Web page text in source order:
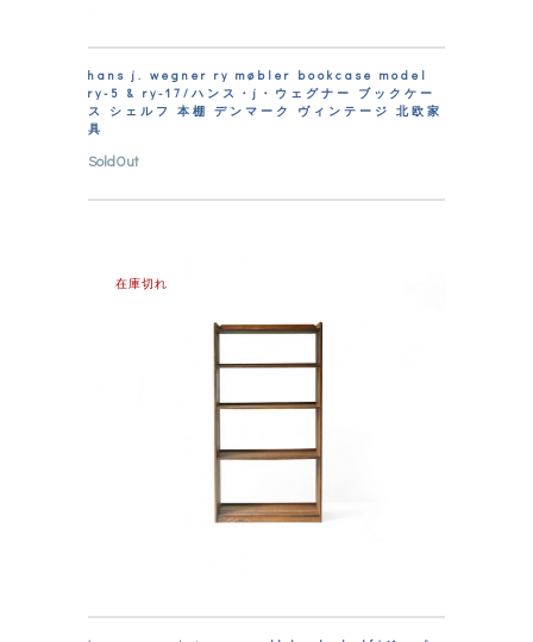
hans j. wegner ry møbler bookcase model
ry-5 & ry-17/ハンス・j・ウェグナー ブックケー
ス シェルフ 本棚 デンマーク ヴィンテージ 北欧家
具
SoldOut
在庫切れ